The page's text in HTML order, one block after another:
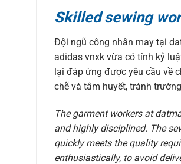
Skilled sewing
Đội ngũ công nhân may tại
adidas vnxk vừa có tính kỷ
lại đáp ứng được yêu cầu về
chẽ và tâm huyết, tránh
The garment workers at
and highly disciplined. The
quickly meets the quality
enthusiastically, to avoid